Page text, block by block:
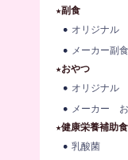
★副食
オリジナル
メーカー副食
★おやつ
オリジナル
メーカー
★健康栄養補助
乳酸菌